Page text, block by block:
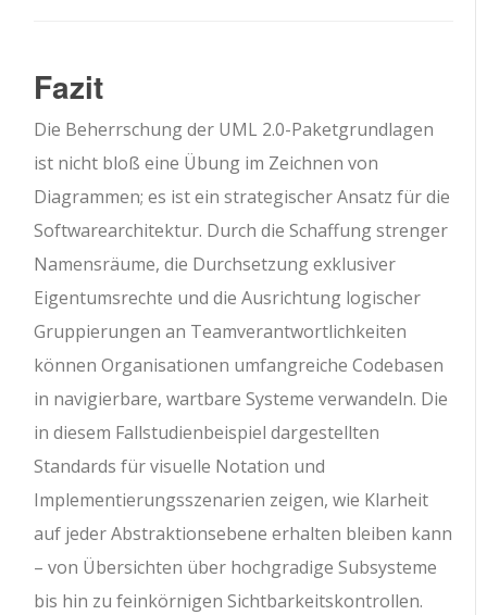
Fazit
Die Beherrschung der UML 2.0-Paketgrundlagen
ist nicht bloß eine Übung im Zeichnen von
Diagrammen; es ist ein strategischer Ansatz für die
Softwarearchitektur. Durch die Schaffung strenger
Namensräume, die Durchsetzung exklusiver
Eigentumsrechte und die Ausrichtung logischer
Gruppierungen an Teamverantwortlichkeiten
können Organisationen umfangreiche Codebasen
in navigierbare, wartbare Systeme verwandeln. Die
in diesem Fallstudienbeispiel dargestellten
Standards für visuelle Notation und
Implementierungsszenarien zeigen, wie Klarheit
auf jeder Abstraktionsebene erhalten bleiben kann
– von Übersichten über hochgradige Subsysteme
bis hin zu feinkörnigen Sichtbarkeitskontrollen.